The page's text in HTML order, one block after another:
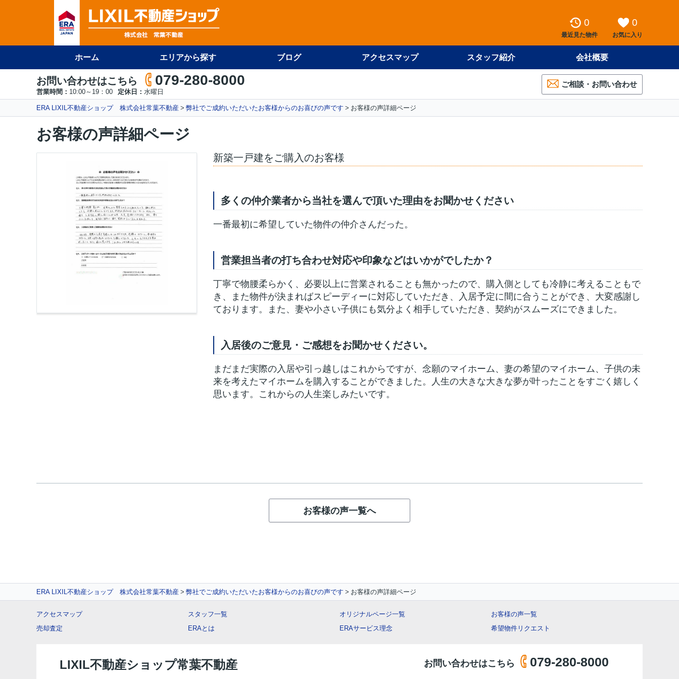
0
最近見た物件
0
お気に入り
ホーム エリアから探す ブログ アクセスマップ スタッフ紹介 会社概要
お問い合わせはこちら 079-280-8000
営業時間： 10:00～19：00 定休日： 水曜日
ご相談・お問い合わせ
ERA LIXIL不動産ショップ 株式会社常葉不動産 弊社でご成約いただいたお客様からのお喜びの声です お客様の声詳細ページ
お客様の声詳細ページ
新築一戸建をご購入のお客様
多くの仲介業者から当社を選んで頂いた理由をお聞かせください
一番最初に希望していた物件の仲介さんだった。
営業担当者の打ち合わせ対応や印象などはいかがでしたか？
丁寧で物腰柔らかく、必要以上に営業されることも無かったので、購入側としても冷静に考えることもで
き、また物件が決まればスピーディーに対応していただき、入居予定に間に合うことができ、大変感謝し
ております。また、妻や小さい子供にも気分よく相手していただき、契約がスムーズにできました。
入居後のご意見・ご感想をお聞かせください。
まだまだ実際の入居や引っ越しはこれからですが、念願のマイホーム、妻の希望のマイホーム、子供の未
来を考えたマイホームを購入することができました。人生の大きな大きな夢が叶ったことをすごく嬉しく
思います。これからの人生楽しみたいです。
お客様の声一覧へ
ERA LIXIL不動産ショップ 株式会社常葉不動産 弊社でご成約いただいたお客様からのお喜びの声です お客様の声詳細ページ
アクセスマップ
売却査定
スタッフ一覧
ERAとは
オリジナルページ一覧
ERAサービス理念
お客様の声一覧
希望物件リクエスト
LIXIL不動産ショップ常葉不動産 お問い合わせはこちら 079-280-8000